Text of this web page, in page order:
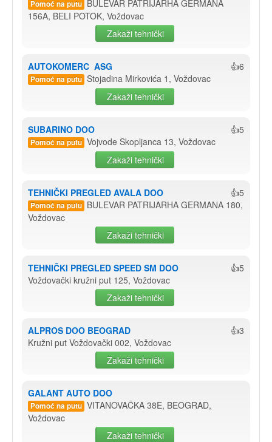
Pomoć na putu BULEVAR PATRIJARHA GERMANA
156A, BELI POTOK, Voždovac
Zakaži tehnički
AUTOKOMERC  ASG 👍6
Pomoć na putu Stojadina Mirkovića 1, Voždovac
Zakaži tehnički
SUBARINO DOO 👍5
Pomoć na putu Vojvode Skopljanca 13, Voždovac
Zakaži tehnički
TEHNIČKI PREGLED AVALA DOO 👍5
Pomoć na putu BULEVAR PATRIJARHA GERMANA 180,
Voždovac
Zakaži tehnički
TEHNIČKI PREGLED SPEED SM DOO
👍5
Voždovački kružni put 125, Voždovac
Zakaži tehnički
ALPROS DOO BEOGRAD
👍3
Kružni put Voždovački 002, Voždovac
Zakaži tehnički
GALANT AUTO DOO
Pomoć na putu VITANOVAČKA 38E, BEOGRAD,
Voždovac
Zakaži tehnički